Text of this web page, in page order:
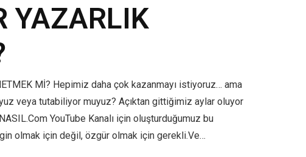
YAZARLIK
Mİ? Hepimiz daha çok kazanmayı istiyoruz… ama
veya tutabiliyor muyuz? Açıktan gittiğimiz aylar oluyor
YouTube Kanalı için oluşturduğumuz bu
olmak için değil, özgür olmak için gerekli.Ve…